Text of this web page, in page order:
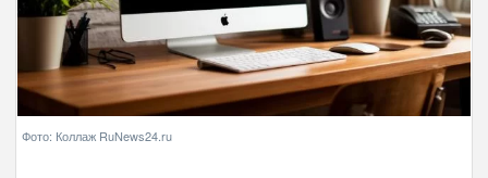
Фото: Коллаж RuNews24.ru